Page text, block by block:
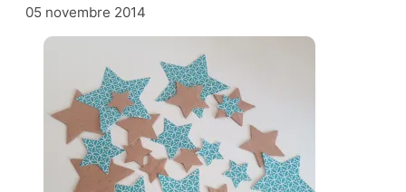
05 novembre 2014